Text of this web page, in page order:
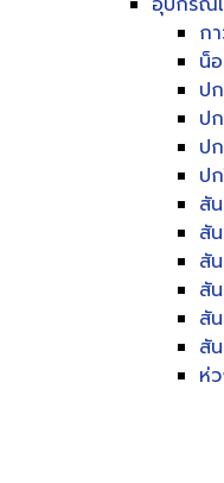
ก
น็
ป
ป
ป
ป
สั
สั
สั
สั
สั
สั
ห่